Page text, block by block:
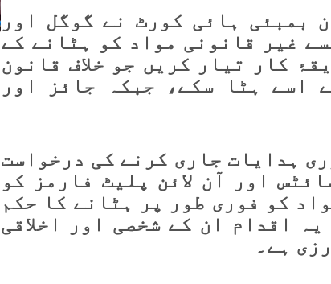
بمبئی ہائی کورٹ نے گوگل اور
غیر قانونی مواد کو ہٹانے کے
کار تیار کریں جو خلاف قانون
اسے ہٹا سکے، جبکہ جائز اور
ہدایات جاری کرنے کی درخواست
اور آن لائن پلیٹ فارمز کو
کو فوری طور پر ہٹانے کا حکم
اقدام ان کے شخصی اور اخلاقی
ہے۔